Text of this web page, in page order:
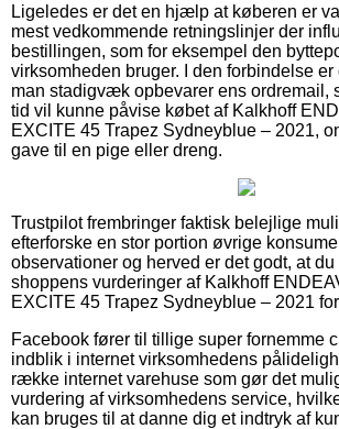
Ligeledes er det en hjælp at køberen er
mest vedkommende retningslinjer der
bestillingen, som for eksempel den
virksomheden bruger. I den forbindelse
man stadigvæk opbevarer ens ordremail,
tid vil kunne påvise købet af Kalkhoff
EXCITE 45 Trapez Sydneyblue – 2021,
gave til en pige eller dreng.
Trustpilot frembringer faktisk belejlige
efterforske en stor portion øvrige
observationer og herved er det godt, at
shoppens vurderinger af Kalkhoff
EXCITE 45 Trapez Sydneyblue – 2021
Facebook fører til tillige super fornemme
indblik i internet virksomhedens
række internet varehuse som gør det
vurdering af virksomhedens service,
kan bruges til at danne dig et indtryk af